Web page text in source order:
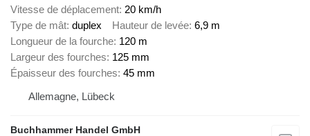
Vitesse de déplacement 20 km/h
Type de mât duplex Hauteur de levée 6,9 m
Longueur de la fourche 120 m
Largeur des fourches 125 mm
Épaisseur des fourches 45 mm
Allemagne, Lübeck
Buchhammer Handel GmbH